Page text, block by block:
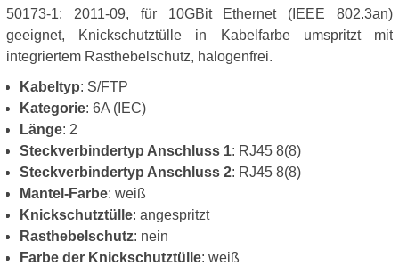
50173-1: 2011-09, für 10GBit Ethernet (IEEE 802.3an)
geeignet, Knickschutztülle in Kabelfarbe umspritzt mit
integriertem Rasthebelschutz, halogenfrei.
Kabeltyp: S/FTP
Kategorie: 6A (IEC)
Länge: 2
Steckverbindertyp Anschluss 1: RJ45 8(8)
Steckverbindertyp Anschluss 2: RJ45 8(8)
Mantel-Farbe: weiß
Knickschutztülle: angespritzt
Rasthebelschutz: nein
Farbe der Knickschutztülle: weiß